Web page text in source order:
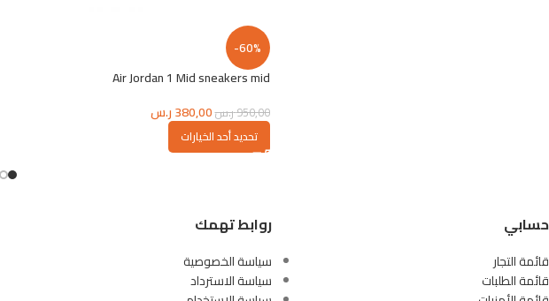
-60%
Air Jordan 1 Mid sneakers mid
950,00ر.س380,00ر.س
تحديد أحد الخيارات
حسابي
قائمة التجار
قائمة الطلبات
روابط تهمك
سياسة الخصوصية
سياسة الاسترداد